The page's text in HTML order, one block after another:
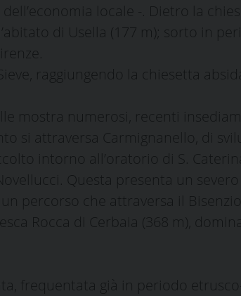
locale -. Dietro la
di Usella (177 m); sorto in
raggiungendo la chiesetta
mostra numerosi, recenti
si attraversa Carmignanello, di
intorno all’oratorio di S.
Questa presenta un
percorso che attraversa il
Rocca di Cerbaia (368 m),
frequentata già in periodo